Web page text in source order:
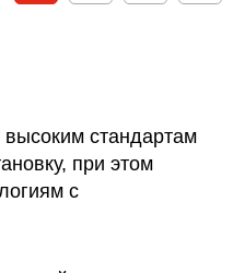
стандартам
при этом
с